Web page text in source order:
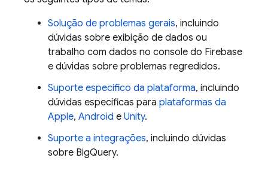
Solução de problemas gerais, incluindo
dúvidas sobre exibição de dados ou
trabalho com dados no console do Firebase
e dúvidas sobre problemas regredidos.
Suporte específico da plataforma, incluindo
dúvidas específicas para plataformas da
Apple, Android e Unity.
Suporte a integrações, incluindo dúvidas
sobre BigQuery.